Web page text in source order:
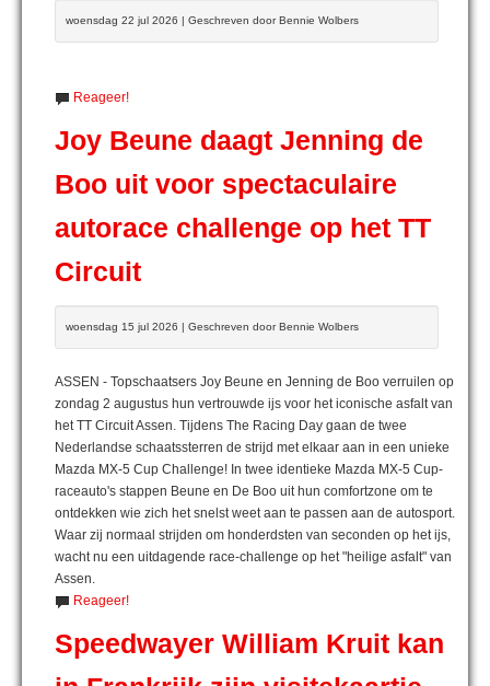
woensdag 22 jul 2026 | Geschreven door Bennie Wolbers
Reageer!
Joy Beune daagt Jenning de
Boo uit voor spectaculaire
autorace challenge op het TT
Circuit
woensdag 15 jul 2026 | Geschreven door Bennie Wolbers
ASSEN - Topschaatsers Joy Beune en Jenning de Boo verruilen op
zondag 2 augustus hun vertrouwde ijs voor het iconische asfalt van
het TT Circuit Assen. Tijdens The Racing Day gaan de twee
Nederlandse schaatssterren de strijd met elkaar aan in een unieke
Mazda MX-5 Cup Challenge! In twee identieke Mazda MX-5 Cup-
raceauto's stappen Beune en De Boo uit hun comfortzone om te
ontdekken wie zich het snelst weet aan te passen aan de autosport.
Waar zij normaal strijden om honderdsten van seconden op het ijs,
wacht nu een uitdagende race-challenge op het "heilige asfalt" van
Assen.
Reageer!
Speedwayer William Kruit kan